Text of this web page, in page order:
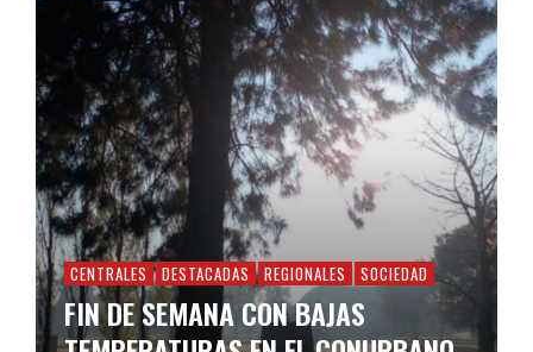
CENTRALES DESTACADAS REGIONALES SOCIEDAD
FIN DE SEMANA CON BAJAS